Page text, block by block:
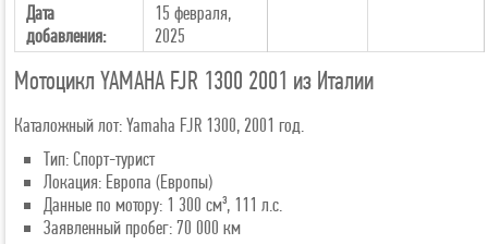
Дата
добавления:
15 февраля,
2025
Мотоцикл YAMAHA FJR 1300 2001 из Италии
Каталожный лот: Yamaha FJR 1300, 2001 год.
Тип: Спорт-турист
Локация: Европа (Европы)
Данные по мотору: 1 300 см³, 111 л.с.
Заявленный пробег: 70 000 км